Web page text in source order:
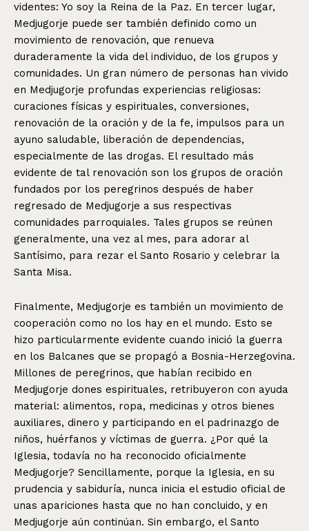
videntes: Yo soy la Reina de la Paz. En tercer lugar,
Medjugorje puede ser también definido como un
movimiento de renovación, que renueva
duraderamente la vida del individuo, de los grupos y
comunidades. Un gran número de personas han vivido
en Medjugorje profundas experiencias religiosas:
curaciones físicas y espirituales, conversiones,
renovación de la oración y de la fe, impulsos para un
ayuno saludable, liberación de dependencias,
especialmente de las drogas. El resultado más
evidente de tal renovación son los grupos de oración
fundados por los peregrinos después de haber
regresado de Medjugorje a sus respectivas
comunidades parroquiales. Tales grupos se reúnen
generalmente, una vez al mes, para adorar al
Santísimo, para rezar el Santo Rosario y celebrar la
Santa Misa.
Finalmente, Medjugorje es también un movimiento de
cooperación como no los hay en el mundo. Esto se
hizo particularmente evidente cuando inició la guerra
en los Balcanes que se propagó a Bosnia-Herzegovina.
Millones de peregrinos, que habían recibido en
Medjugorje dones espirituales, retribuyeron con ayuda
material: alimentos, ropa, medicinas y otros bienes
auxiliares, dinero y participando en el padrinazgo de
niños, huérfanos y víctimas de guerra. ¿Por qué la
Iglesia, todavía no ha reconocido oficialmente
Medjugorje? Sencillamente, porque la Iglesia, en su
prudencia y sabiduría, nunca inicia el estudio oficial de
unas apariciones hasta que no han concluido, y en
Medjugorje aún continúan. Sin embargo, el Santo